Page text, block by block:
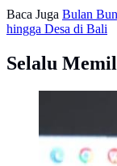
Baca Juga Bulan
hingga Desa di Bali
Selalu